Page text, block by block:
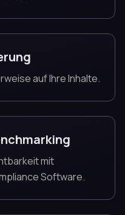
auf Ihre Inhalte.
mit
Software.